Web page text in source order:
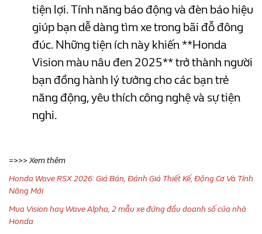
tiện lợi. Tính năng báo động và đèn báo hiệu
giúp bạn dễ dàng tìm xe trong bãi đỗ đông
đúc. Những tiện ích này khiến **Honda
Vision màu nâu đen 2025** trở thành người
bạn đồng hành lý tưởng cho các bạn trẻ
năng động, yêu thích công nghệ và sự tiện
nghi.
=>>> Xem thêm
Honda Wave RSX 2026: Giá Bán, Đánh Giá Thiết Kế, Động Cơ Và Tính
Năng Mới
Mua Vision hay Wave Alpha, 2 mẫu xe đứng đầu doanh số của nhà
Honda